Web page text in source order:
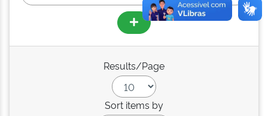
Results/Page
Sort items by